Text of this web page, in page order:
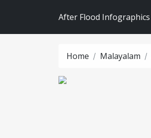
After Flood Infographics
Home Malayalam